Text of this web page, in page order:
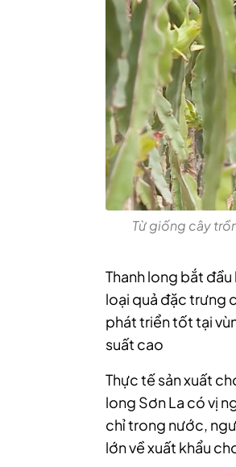
Từ giống cây
Thanh long bắt
loại quả đặc trưng
phát triển tốt tại
suất cao
Thực tế sản xuất
long Sơn La có vị
chỉ trong nước,
lớn về xuất khẩu